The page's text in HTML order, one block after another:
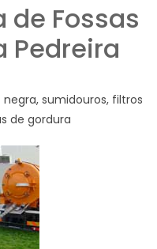
de Fossas
Pedreira
sumidouros, filtros
de gordura